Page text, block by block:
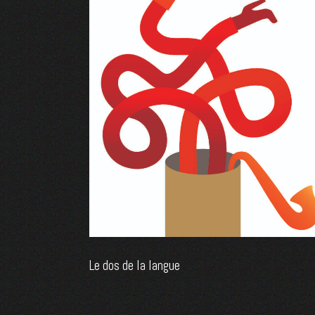
Le dos de la langue